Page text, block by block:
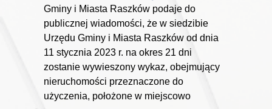
Gminy i Miasta Raszków podaje do
publicznej wiadomości, że w siedzibie
Urzędu Gminy i Miasta Raszków od dnia
11 stycznia 2023 r. na okres 21 dni
zostanie wywieszony wykaz, obejmujący
nieruchomości przeznaczone do
użyczenia, położone w miejscowo